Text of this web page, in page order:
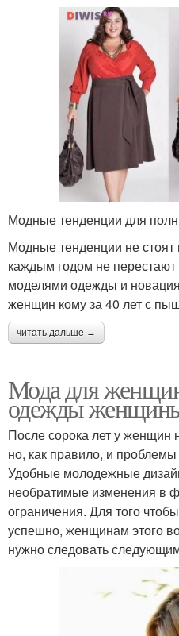
Модные тенденции для
Модные тенденции не
каждым годом не
моделями одежды и
женщин кому за 40 лет с
читать дальше →
Мода для
одежды
После сорока лет у женщин
но, как правило, и
Удобные молодежные
необратимые изменения в
ограничения. Для того
успешно, женщинам этого
нужно следовать